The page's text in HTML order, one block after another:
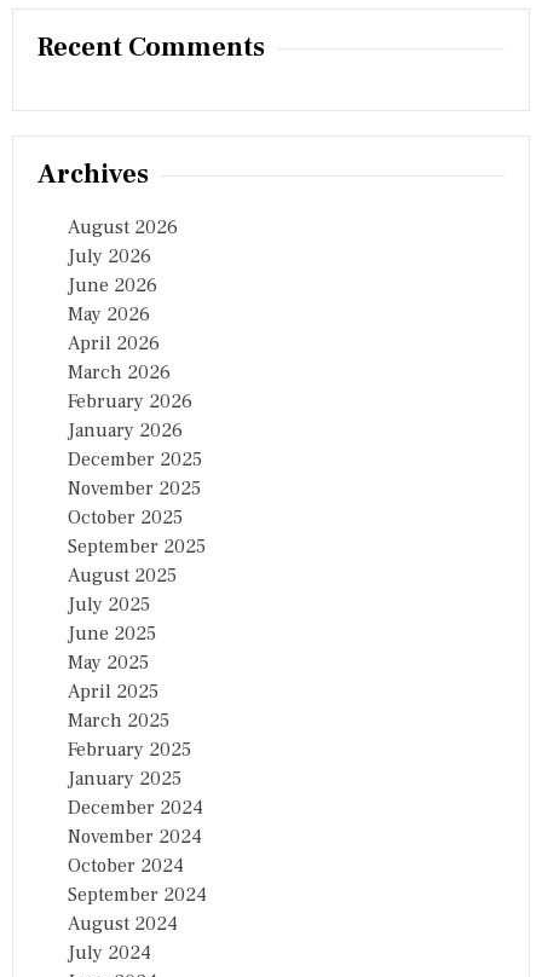
Recent Comments
Archives
August 2026
July 2026
June 2026
May 2026
April 2026
March 2026
February 2026
January 2026
December 2025
November 2025
October 2025
September 2025
August 2025
July 2025
June 2025
May 2025
April 2025
March 2025
February 2025
January 2025
December 2024
November 2024
October 2024
September 2024
August 2024
July 2024